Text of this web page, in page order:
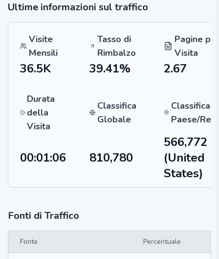
Ultime informazioni sul traffico
Visite
Mensili
Tasso di
Rimbalzo
Pagine
Visita
36.5K 39.41% 2.67
Durata
della
Visita
Classifica
Globale
Classifica
Paese/
00:01:06 810,780
566,772
(United
States)
Fonti di Traffico
Fonte Percentuale